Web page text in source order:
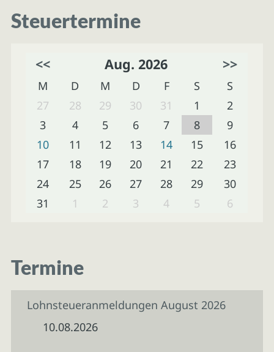
Steuertermine
<< Aug. 2026 >>
M D M D F S
S
27
28 29 30 31 1
2
3
4 5 6 7 8
9
10
11 12 13 14 15
16
17
18 19 20 21 22
23
24
25 26 27 28 29
30
31
1 2 3 4 5 6
Termine
Lohnsteueranmeldungen August 2026
10.08.2026